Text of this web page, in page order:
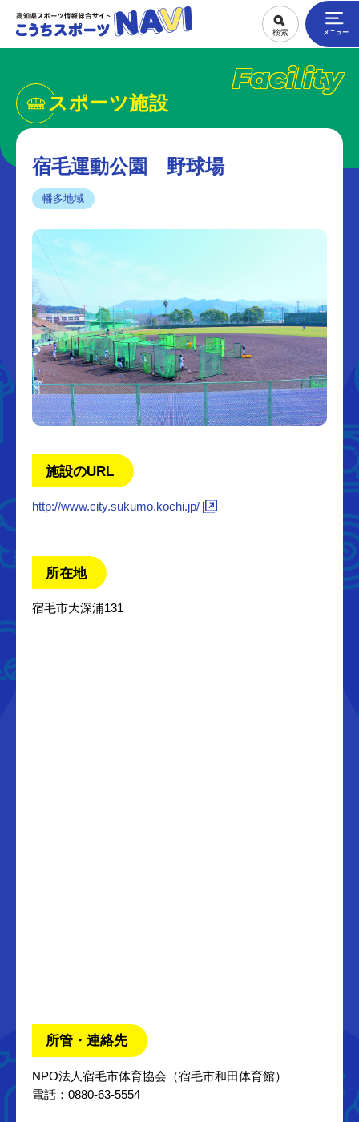
Facility
スポーツ施設
宿毛運動公園 野球場
幡多地域
施設のURL
http://www.city.sukumo.kochi.jp/
所在地
宿毛市大深浦131
所管・連絡先
NPO法人宿毛市体育協会（宿毛市和田体育館）
電話：0880-63-5554